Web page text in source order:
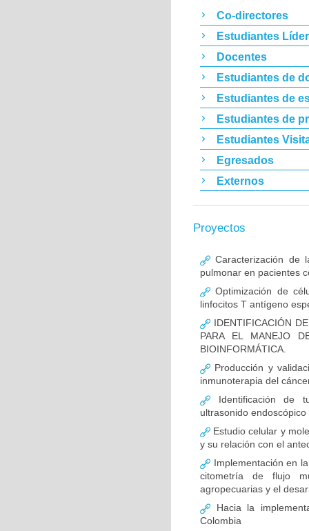
Co-directores
Estudiantes
Docentes
Estudiantes de
Estudiantes de
Estudiantes de
Estudiantes
Egresados
Externos
Proyectos
Caracterización de
pulmonar en pacientes
Optimización de
linfocitos T antígeno
IDENTIFICACIÓN
PARA EL MANEJO
BIOINFORMÁTICA.
Producción y
inmunoterapia del
Identificación de
ultrasonido endoscópico
Estudio celular y
y su relación con el
Implementación en
citometría de flujo
agropecuarias y el
Hacia la
Colombia